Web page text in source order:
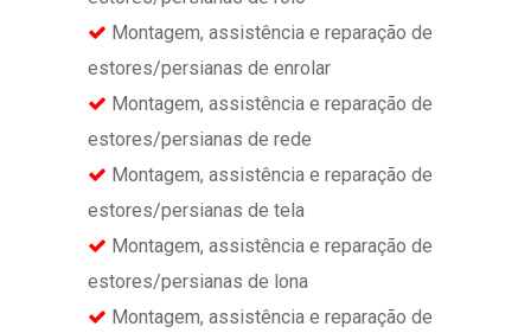
Montagem, assistência e reparação de
estores/persianas de enrolar
Montagem, assistência e reparação de
estores/persianas de rede
Montagem, assistência e reparação de
estores/persianas de tela
Montagem, assistência e reparação de
estores/persianas de lona
Montagem, assistência e reparação de